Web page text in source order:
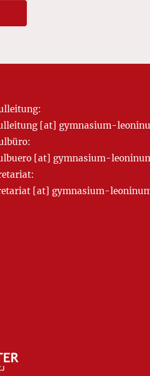
[at] gymnasium-
[at] gymnasium-
[at] gymnasium-